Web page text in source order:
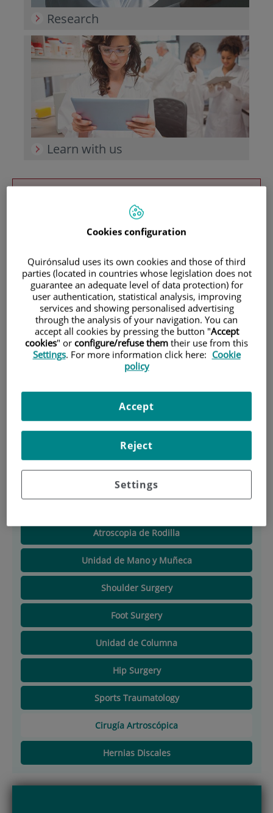
Research
Learn with us
Teléfono de atención al usuario
900 301 013
HOME|SERVICES
ORTHOPAEDIC AND TRAUMATOLOGICAL SURGERY
CIRUGÍA ARTROSCÓPICA
Orthopaedic and
traumatological
surgery
Description
Equipo Médico
Atroscopia de Rodilla
Unidad de Mano y Muñeca
Shoulder Surgery
Foot Surgery
Unidad de Columna
Hip Surgery
Sports Traumatology
Cirugía Artroscópica
Hernias Discales
Cookies configuration
Quirónsalud uses its own cookies and those of third
parties (located in countries whose legislation does not
guarantee an adequate level of data protection) for
user authentication, statistical analysis, improving
services and showing personalised advertising
through the analysis of your navigation. You can
accept all cookies by pressing the button "Accept
cookies" or configure/refuse them their use from this
Settings. For more information click here: Cookie
policy
Settings
Reject
Accept